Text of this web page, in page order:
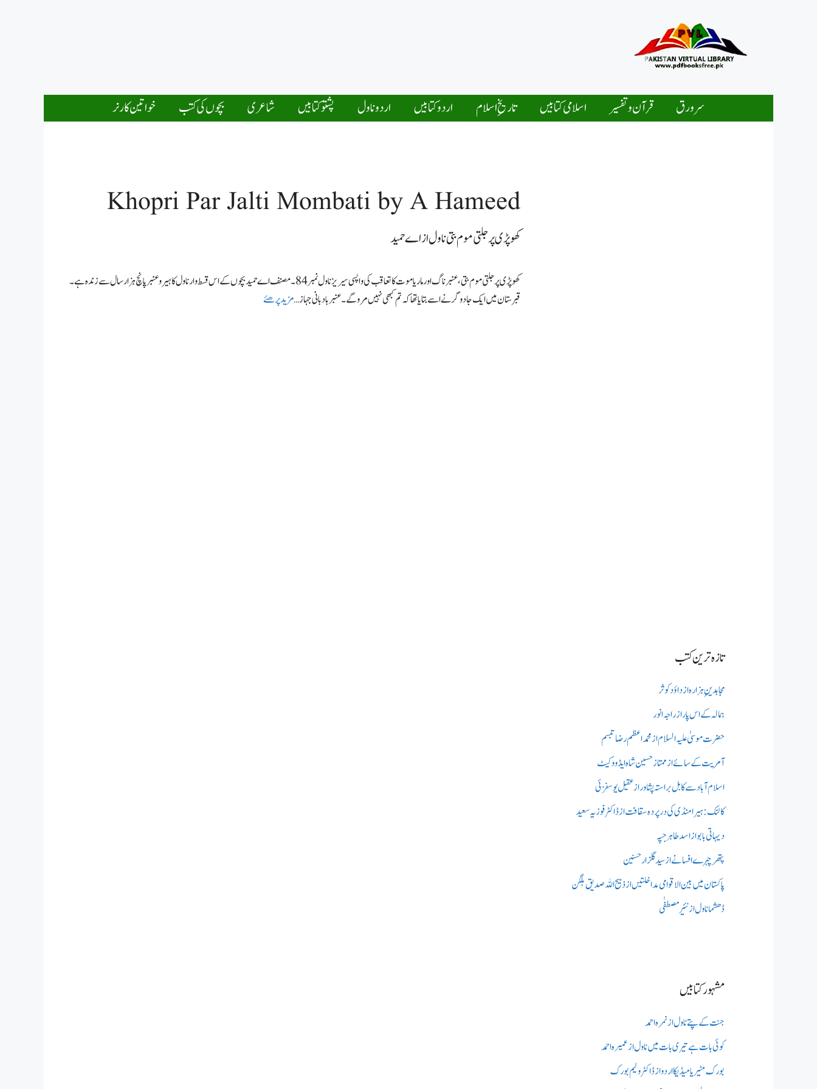
سرورق قرآن و تفسیر اسلامی کتابیں تاریخِ اسلام اردو کتابیں اردو ناول پشتو کتابیں شاعری بچوں کی کتب خواتین کارنر
Khopri Par Jalti Mombati by A Hameed
کھوپڑی پرجلتی موم بتی ناول از اے حمید
کھوپڑی پر جلتی موم بتی،عنبر ناگ اور ماریا موت کا تعاقب کی واپسی سیریز ناول نمبر84۔ مصنف اے حمید بچوں کے اس قسط وار ناول کا ہیرو عنبر پانچ ہزار سال سے زندہ ہے۔
قبرستان میں ایک جادوگر نے اسے بتایا تھا کہ تم کبھی نہیں مروگے۔ عنبر بادبانی جہاز …مزید پرھئے
تازہ ترین کتب
مجاہدینِ ہزارہ از داؤد کوثر
ہمالہ کے اس پار از راجہ انور
حضرت موسیٰ علیہ السلام از محمد اعظم رضا تبسم
آمریت کے سائے از ممتاز حسین شاہ ایڈووکیٹ
اسلام آباد سے کابل براستہ پشاور از عقیل یوسفزئی
کالنک: ہیرا منڈی کی در پردہ سقافت از ڈاکٹر فوزیہ سعید
دیہاتی بابو از اسد طاہر جپہ
پتھر چہرے افسانے از سید گلزار حسنین
پاکستان میں بین الاقوامی مداخلتیں از ذبیح اللہ صدیق بلگن
ڈھشما ناول از نئیر مصطفٰی
مشہور کتابیں
جنت کے پتے ناول از نمرہ احمد
کوئی بات ہے تیری بات میں ناول از عمیرہ احمد
بورک مٹیریا میڈیکااردو از ڈاکٹر ولیم بورک